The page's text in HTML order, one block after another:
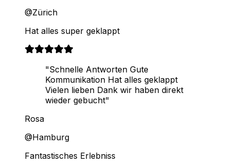
@Zürich
Hat alles super geklappt
"Schnelle Antworten Gute
Kommunikation Hat alles geklappt
Vielen lieben Dank wir haben direkt
wieder gebucht"
Rosa
@Hamburg
Fantastisches Erlebniss